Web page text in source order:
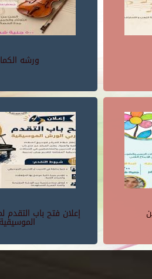
ورشه
إعلان فتح باب التقدم
الموسيقية